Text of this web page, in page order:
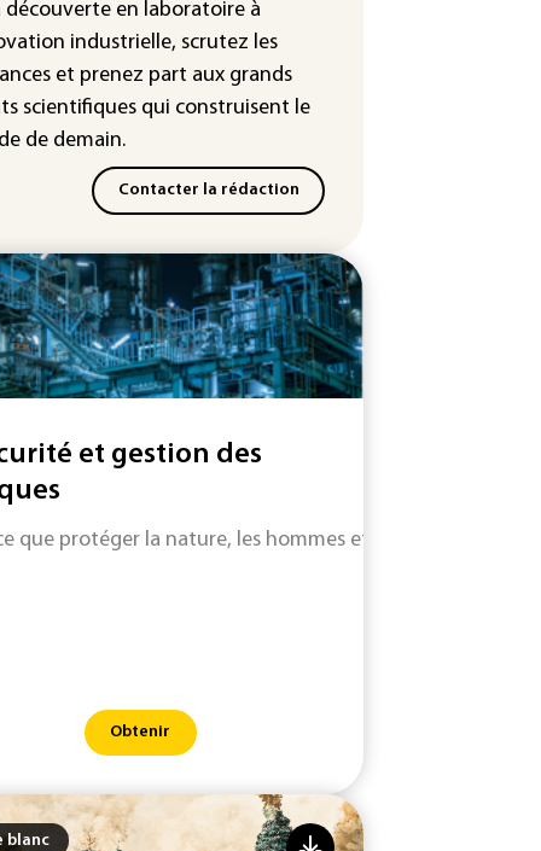
5 d'Anthropic crée de
identités lors d'un test au
Uni
découverte en laboratoire à
industrielle, scrutez les
et prenez part aux grands
scientifiques qui construisent le
de demain.
Contacter la rédaction
et gestion des
que protéger la nature, les hommes et leurs outils
Obtenir
blanc